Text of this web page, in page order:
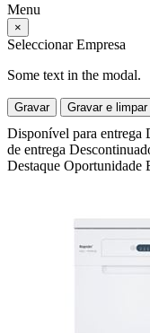
Menu
×
Seleccionar Empresa
Some text in the modal.
Gravar Gravar e
Disponível para entrega
de entrega
Destaque Oportunidade